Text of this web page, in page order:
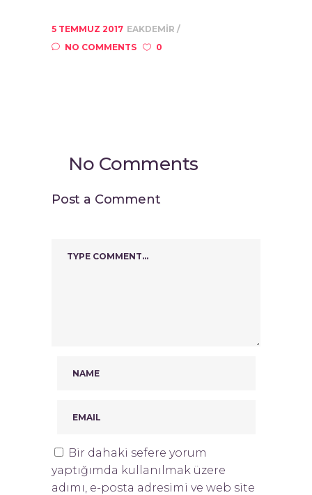
5 TEMMUZ 2017 EAKDEMIR
NO COMMENTS
0
No Comments
Post a Comment
Bir dahaki sefere yorum
yaptığımda kullanılmak üzere
adımı, e-posta adresimi ve web site